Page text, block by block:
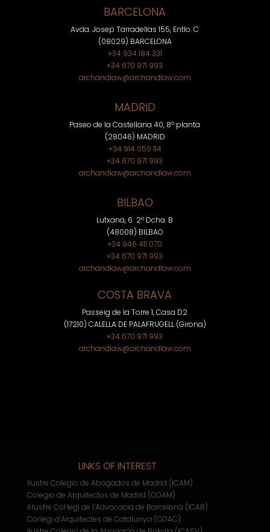
BARCELONA
Avda. Josep Tarradellas 155, Entlo. C
(08029) BARCELONA
+34 934 184 331
+34 670 971 993
archandlaw@archandlaw.com
MADRID
Paseo de la Castellana 40, 8º planta
(28046) MADRID
+34 914 059 114
+34 670 971 993
archandlaw@archandlaw.com
BILBAO
Lutxana, 6 2º Dcha. B
(48008) BILBAO
+34 946 411 070
+34 670 971 993
archandlaw@archandlaw.com
COSTA BRAVA
Passeig de la Torre 1, Casa D2
(17210) CALELLA DE PALAFRUGELL (Girona)
+34 670 971 993
archandlaw@archandlaw.com
LINKS OF INTEREST
Ilustre Colegio de Abogados de Madrid (ICAM)
Colegio de Arquitectos de Madrid (COAM)
Il·lustre Col·legi de l’Advocacia de Barcelona (ICAB)
Col·legi d’Arquitectes de Catalunya (COAC)